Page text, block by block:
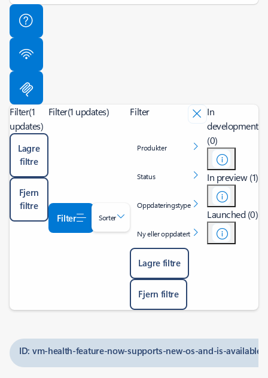
Filter(1
updates)
Lagre
filtre
Fjern
filtre
Filter(1 updates)
Filter Sorter
Filter
Produkter
Status
Oppdateringstype
Ny eller oppdatert
Lagre filtre
Fjern filtre
In
development
(0)
In preview (1)
Launched (0)
ID: vm-health-feature-now-supports-new-os-and-is-